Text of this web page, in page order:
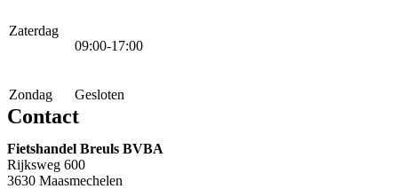
Zaterdag
09:00-17:00
Zondag Gesloten
Contact
Fietshandel Breuls BVBA
Rijksweg 600
3630 Maasmechelen